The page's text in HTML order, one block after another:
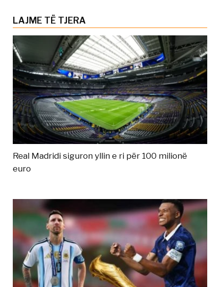
LAJME TË TJERA
Real Madridi siguron yllin e ri për 100 milionë
euro